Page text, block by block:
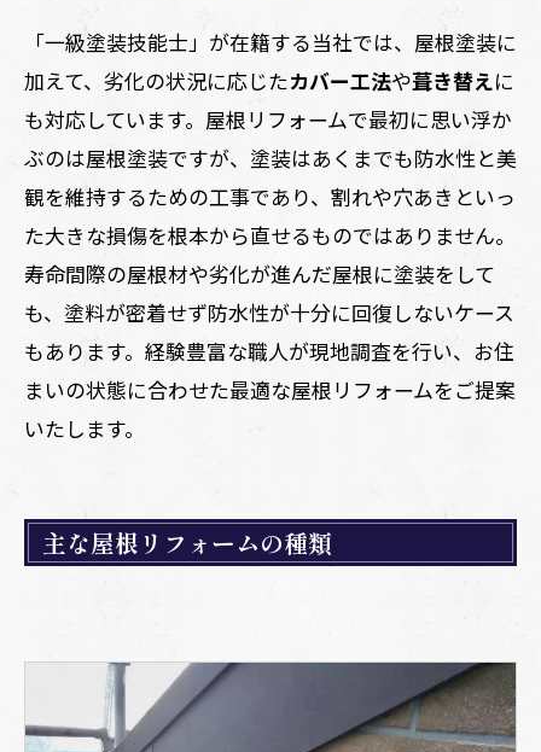
「一級塗装技能士」が在籍する当社では、屋根塗装に
加えて、劣化の状況に応じたカバー工法や葺き替えに
も対応しています。屋根リフォームで最初に思い浮か
ぶのは屋根塗装ですが、塗装はあくまでも防水性と美
観を維持するための工事であり、割れや穴あきといっ
た大きな損傷を根本から直せるものではありません。
寿命間際の屋根材や劣化が進んだ屋根に塗装をして
も、塗料が密着せず防水性が十分に回復しないケース
もあります。経験豊富な職人が現地調査を行い、お住
まいの状態に合わせた最適な屋根リフォームをご提案
いたします。
主な屋根リフォームの種類